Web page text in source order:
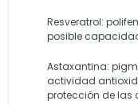
Resveratrol:
posible
Astaxantina:
actividad
protección de las